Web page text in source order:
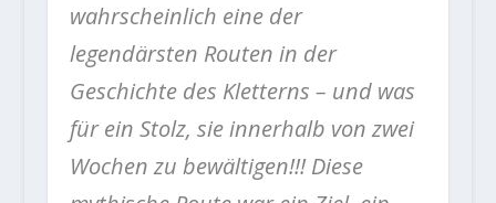
wahrscheinlich eine der
legendärsten Routen in der
Geschichte des Kletterns – und was
für ein Stolz, sie innerhalb von zwei
Wochen zu bewältigen!!! Diese